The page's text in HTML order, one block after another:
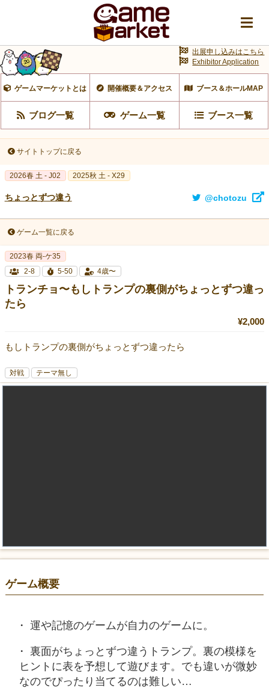
ゲームマーケットとは 開催概要＆アクセス ブース＆ホールMAP
ブログ一覧 ゲーム一覧 ブース一覧
出展申し込みはこちら
Exhibitor Application
サイトトップに戻る
2026春 土 - J02 2025秋 土 - X29
ちょっとずつ違う @chotozu
ゲーム一覧に戻る
2023春 両‐ケ35
2-8
5-50 4歳〜
トランチョ〜もしトランプの裏側がちょっとずつ違っ
たら
¥2,000
もしトランプの裏側がちょっとずつ違ったら
対戦 テーマ無し
ゲーム概要
運や記憶のゲームが自力のゲームに。
裏面がちょっとずつ違うトランプ。裏の模様を
ヒントに表を予想して遊びます。でも違いが微妙
なのでぴったり当てるのは難しい…